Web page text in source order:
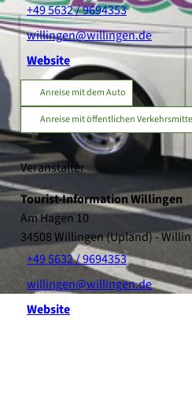
+49 5632 / 9694353
willingen@willingen.de
Website
Anreise mit dem Auto
Anreise mit öffentlichen
Veranstalter
Tourist-Information Willingen
Am Hagen 10
34508Willingen (Upland)-
+49 5632 / 9694353
willingen@willingen.de
Website